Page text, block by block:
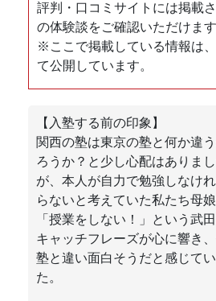
評判・口コミサイトには掲載
の体験談をご確認いただけます
※ここで掲載している情報は
て公開しています。
【入塾する前の印象】
関西の塾は東京の塾と何か違
ろうか？と少し心配はありま
が、本人が自力で勉強しなけ
らないと考えていた私たち母
「授業をしない！」という武
キャッチフレーズが心に響き
塾と違い面白そうだと感じて
た。